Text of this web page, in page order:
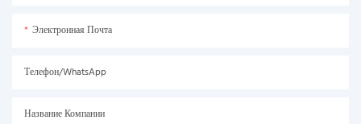
Электронная Почта
Телефон/WhatsApp
Название Компании